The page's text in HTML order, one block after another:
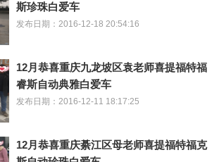
斯珍珠白爱车
发布日期：2016-12-18 20:54:16
12月恭喜重庆九龙坡区袁老师喜提福特福
睿斯自动典雅白爱车
发布日期：2016-12-11 18:17:25
12月恭喜重庆綦江区母老师喜提福特福克